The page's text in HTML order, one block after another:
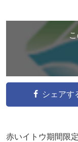
シェアす
赤いイトウ期間限